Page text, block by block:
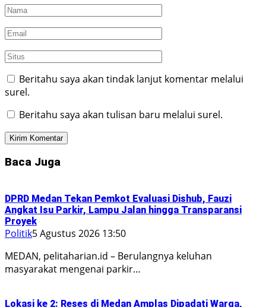
Beritahu saya akan tindak lanjut komentar melalui
surel.
Beritahu saya akan tulisan baru melalui surel.
Baca Juga
DPRD Medan Tekan Pemkot Evaluasi Dishub, Fauzi
Angkat Isu Parkir, Lampu Jalan hingga Transparansi
Proyek
Politik5 Agustus 2026 13:50
MEDAN, pelitaharian.id – Berulangnya keluhan
masyarakat mengenai parkir…
Lokasi ke 2: Reses di Medan Amplas Dipadati Warga,